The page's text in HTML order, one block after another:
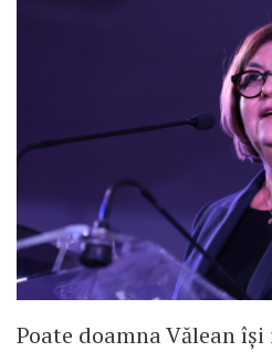
Poate doamna Vălean